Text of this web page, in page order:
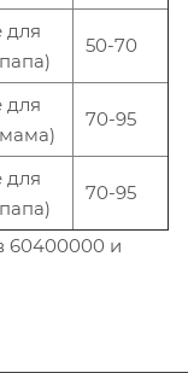
для
50-70
для
70-95
для
70-95
60400000 и